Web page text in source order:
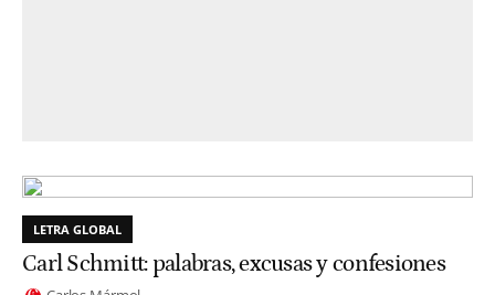
LETRA GLOBAL
Carl Schmitt: palabras, excusas y confesiones